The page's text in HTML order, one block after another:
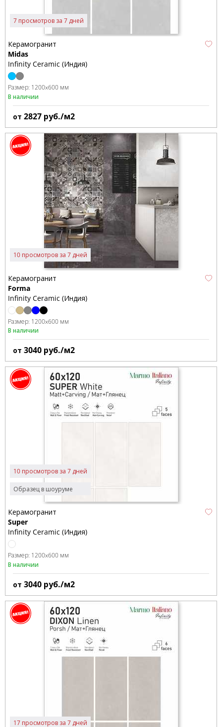
7 просмотров за 7 дней
Керамогранит
Midas
Infinity Ceramic (Индия)
Размер: 1200x600 мм
В наличии
от 2827 руб./м2
10 просмотров за 7 дней
Керамогранит
Forma
Infinity Ceramic (Индия)
Размер: 1200x600 мм
В наличии
от 3040 руб./м2
Образец в шоуруме
10 просмотров за 7 дней
Керамогранит
Super
Infinity Ceramic (Индия)
Размер: 1200x600 мм
В наличии
от 3040 руб./м2
17 просмотров за 7 дней